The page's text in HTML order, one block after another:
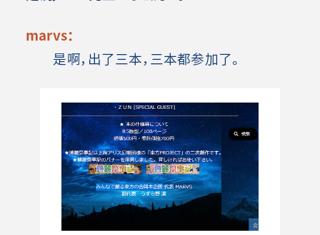
marvs：
是啊，出了三本，三本都参加了。